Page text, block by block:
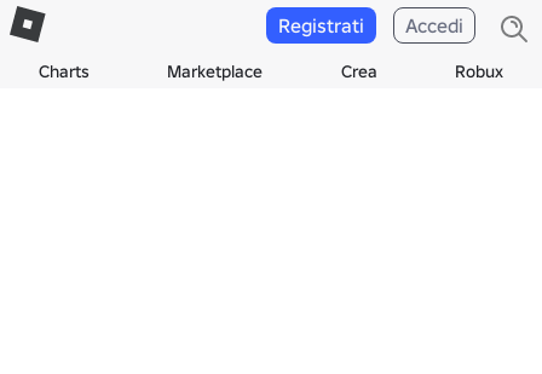
Charts Marketplace Crea Robux
Registrati Accedi